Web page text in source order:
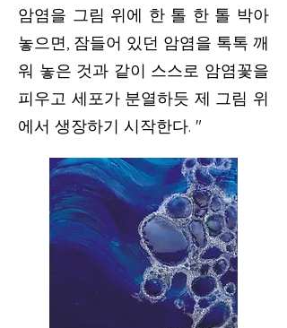
암염을 그림 위에 한 톨 한 톨 박아
놓으면, 잠들어 있던 암염을 톡톡 깨
워 놓은 것과 같이 스스로 암염꽃을
피우고 세포가 분열하듯 제 그림 위
에서 생장하기 시작한다. "